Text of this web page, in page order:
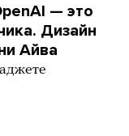
— это
Дизайн
Айва